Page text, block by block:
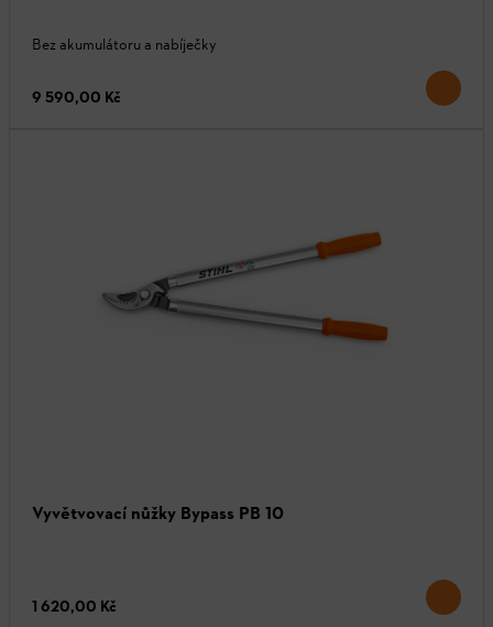
Bez akumulátoru a nabíječky
9 590,00 Kč
Vyvětvovací nůžky Bypass PB 10
1 620,00 Kč